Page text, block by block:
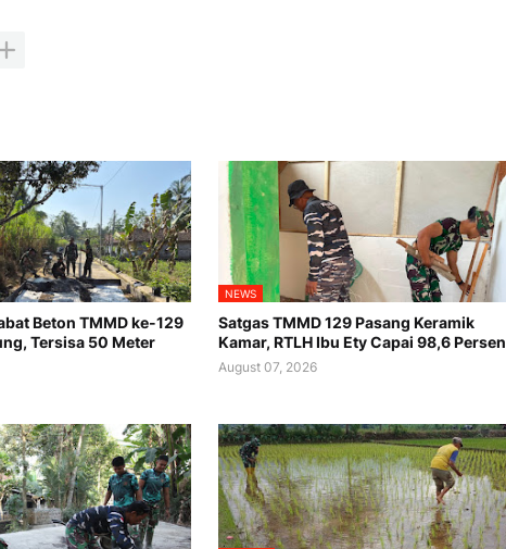
Beton TMMD ke-129
Tersisa 50 Meter
NEWS
Satgas TMMD 129 Pasang Keramik
Kamar, RTLH Ibu Ety Capai 98,6 Persen
August 07, 2026